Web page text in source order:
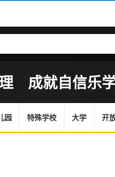
成就自信乐
园 特殊学校 大学 开